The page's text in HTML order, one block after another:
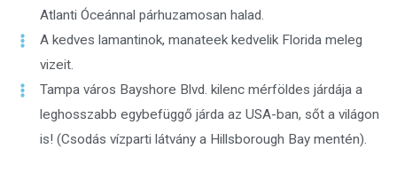
Atlanti Óceánnal párhuzamosan halad.
A kedves lamantinok, manateek kedvelik Florida meleg
vizeit.
Tampa város Bayshore Blvd. kilenc mérföldes járdája a
leghosszabb egybefüggő járda az USA-ban, sőt a világon
is! (Csodás vízparti látvány a Hillsborough Bay mentén).